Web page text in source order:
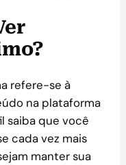
refere-se à
na plataforma
saiba que você
cada vez mais
manter sua